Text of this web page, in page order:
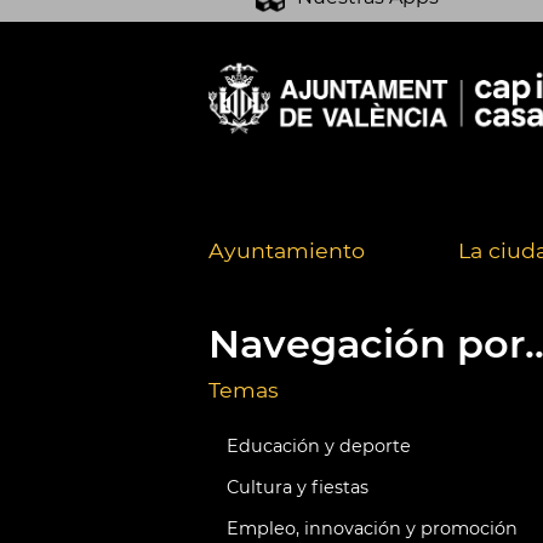
Ayuntamiento La
Navegación
Temas
Educación y deporte
Cultura y fiestas
Empleo, innovación y promoción